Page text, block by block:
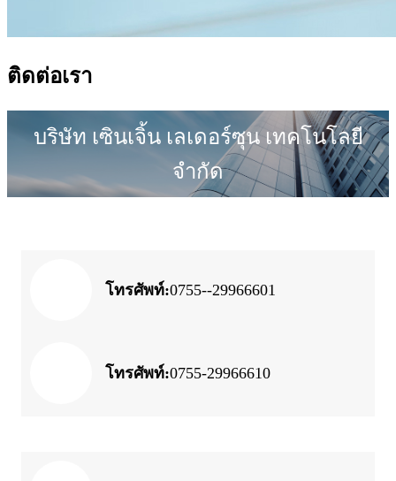
ติดต่อเรา
บริษัท เซินเจิ้น เลเดอร์ซุน เทคโนโลยี
จำกัด
โทรศัพท์:0755--29966601
โทรศัพท์:0755-29966610